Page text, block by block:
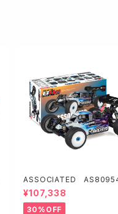
ASSOCIATED
8B4.2 TEAM KIT 【GPバ
¥107,338
30%OFF